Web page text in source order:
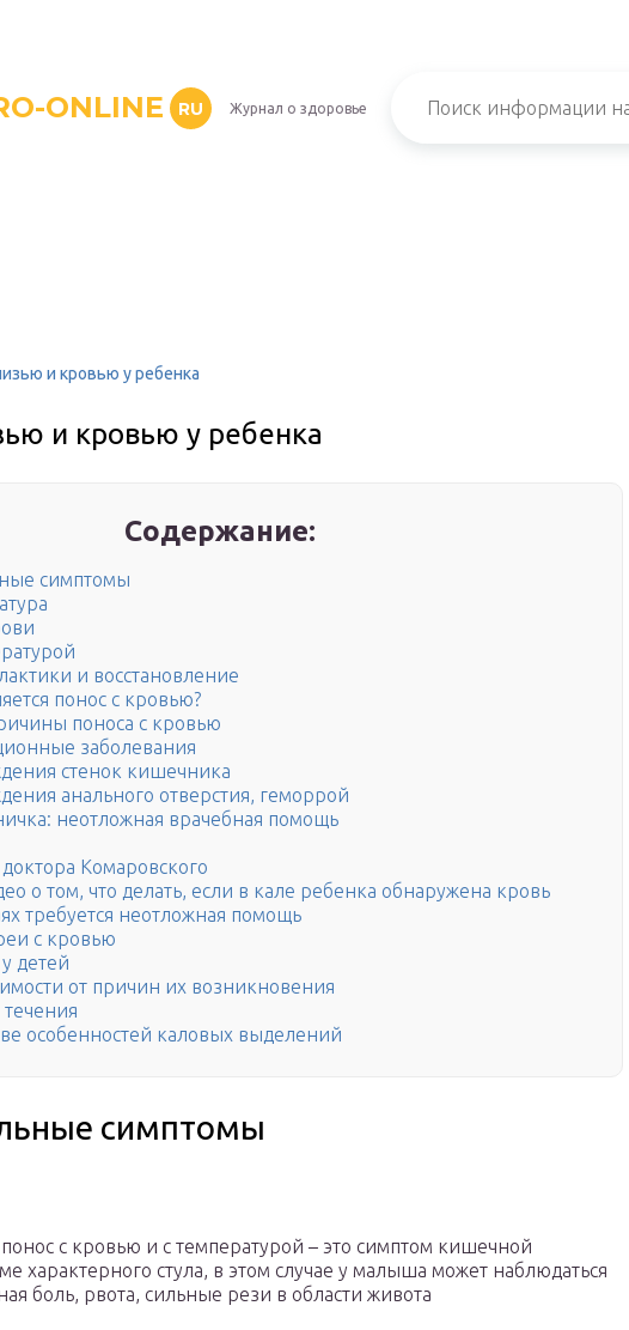
ONLINE RU Журнал о здоровье
и кровью у ребенка
и кровью у ребенка
Содержание:
симптомы
и восстановление
понос с кровью?
поноса с кровью
заболевания
стенок кишечника
анального отверстия, геморрой
неотложная врачебная помощь
Комаровского
о том, что делать, если в кале ребенка обнаружена кровь
требуется неотложная помощь
с кровью
детей
от причин их возникновения
особенностей каловых выделений
симптомы
с кровью и с температурой – это симптом кишечной
характерного стула, в этом случае у малыша может наблюдаться
боль, рвота, сильные рези в области живота